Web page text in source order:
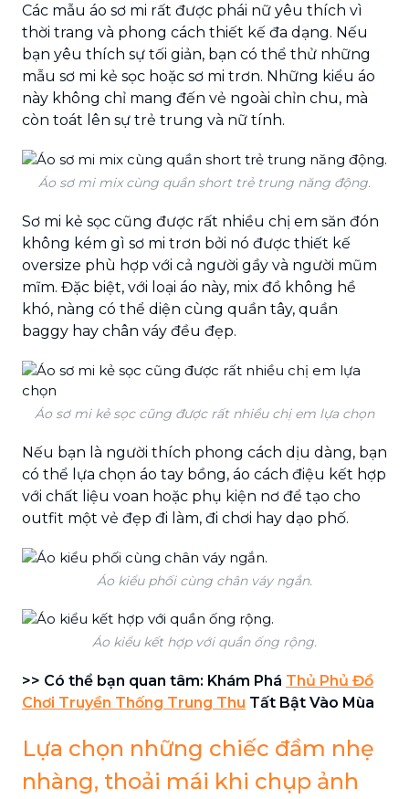
Các mẫu áo sơ mi rất được phái nữ yêu thích vì
thời trang và phong cách thiết kế đa dạng. Nếu
bạn yêu thích sự tối giản, bạn có thể thử những
mẫu sơ mi kẻ sọc hoặc sơ mi trơn. Những kiểu áo
này không chỉ mang đến vẻ ngoài chỉn chu, mà
còn toát lên sự trẻ trung và nữ tính.
Áo sơ mi mix cùng quần short trẻ trung năng động.
Sơ mi kẻ sọc cũng được rất nhiều chị em săn đón
không kém gì sơ mi trơn bởi nó được thiết kế
oversize phù hợp với cả người gầy và người mũm
mĩm. Đặc biệt, với loại áo này, mix đồ không hề
khó, nàng có thể diện cùng quần tây, quần
baggy hay chân váy đều đẹp.
Áo sơ mi kẻ sọc cũng được rất nhiều chị em lựa chọn
Nếu bạn là người thích phong cách dịu dàng, bạn
có thể lựa chọn áo tay bồng, áo cách điệu kết hợp
với chất liệu voan hoặc phụ kiện nơ để tạo cho
outfit một vẻ đẹp đi làm, đi chơi hay dạo phố.
Áo kiểu phối cùng chân váy ngắn.
Áo kiểu kết hợp với quần ống rộng.
>> Có thể bạn quan tâm: Khám Phá Thủ Phủ Đồ
Chơi Truyền Thống Trung Thu Tất Bật Vào Mùa
Lựa chọn những chiếc đầm nhẹ
nhàng, thoải mái khi chụp ảnh